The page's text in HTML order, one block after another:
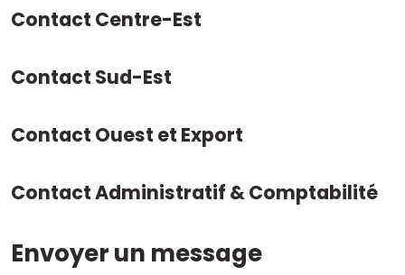
Contact Centre-Est
Contact Sud-Est
Contact Ouest et Export
Contact Administratif & Comptabilité
Envoyer un message